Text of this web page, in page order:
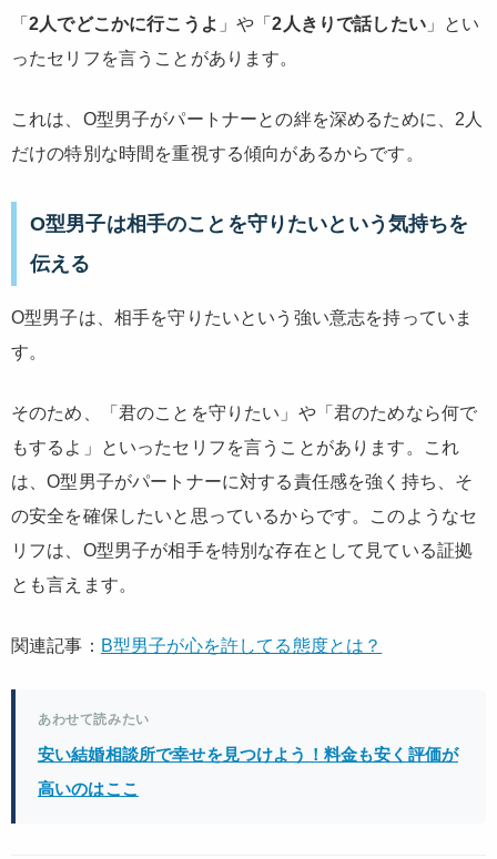
「2人でどこかに行こうよ 」や「2人きりで話したい」とい
ったセリフを言うことがあります。
これは、O型男子がパートナーとの絆を深めるために、2人
だけの特別な時間を重視する傾向があるからです。
O型男子は相手のことを守りたいという気持ちを
伝える
O型男子は、相手を守りたいという強い意志を持っていま
す。
そのため、「君のことを守りたい」や「君のためなら何で
もするよ」といったセリフを言うことがあります。これ
は、O型男子がパートナーに対する責任感を強く持ち、そ
の安全を確保したいと思っているからです。このようなセ
リフは、O型男子が相手を特別な存在として見ている証拠
とも言えます。
関連記事： B型男子が心を許してる態度とは？
あわせて読みたい
安い結婚相談所で幸せを見つけよう！料金も安く評価が
高いのはここ